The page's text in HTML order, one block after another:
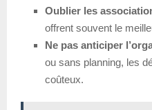
Oublier les
offrent souvent le
Ne pas anticiper
ou sans planning, les
coûteux.